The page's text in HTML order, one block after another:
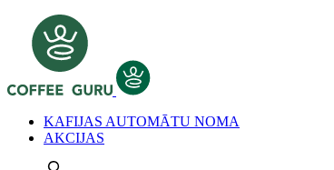
KAFIJAS AUTOMĀTU NOMA
AKCIJAS